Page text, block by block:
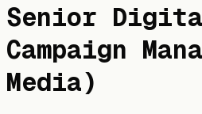
Senior
Campaign
Media)